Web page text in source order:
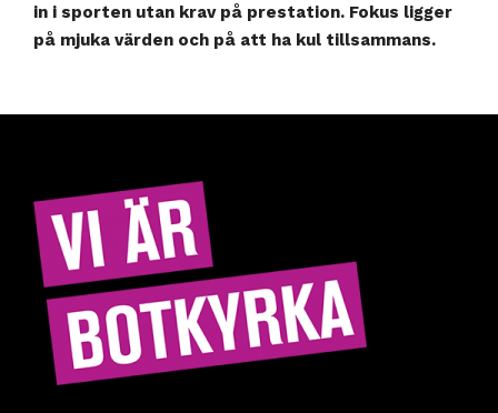
in i sporten utan krav på prestation. Fokus ligger
på mjuka värden och på att ha kul tillsammans.